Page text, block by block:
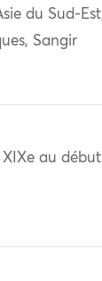
du Sud-
Sangir
au